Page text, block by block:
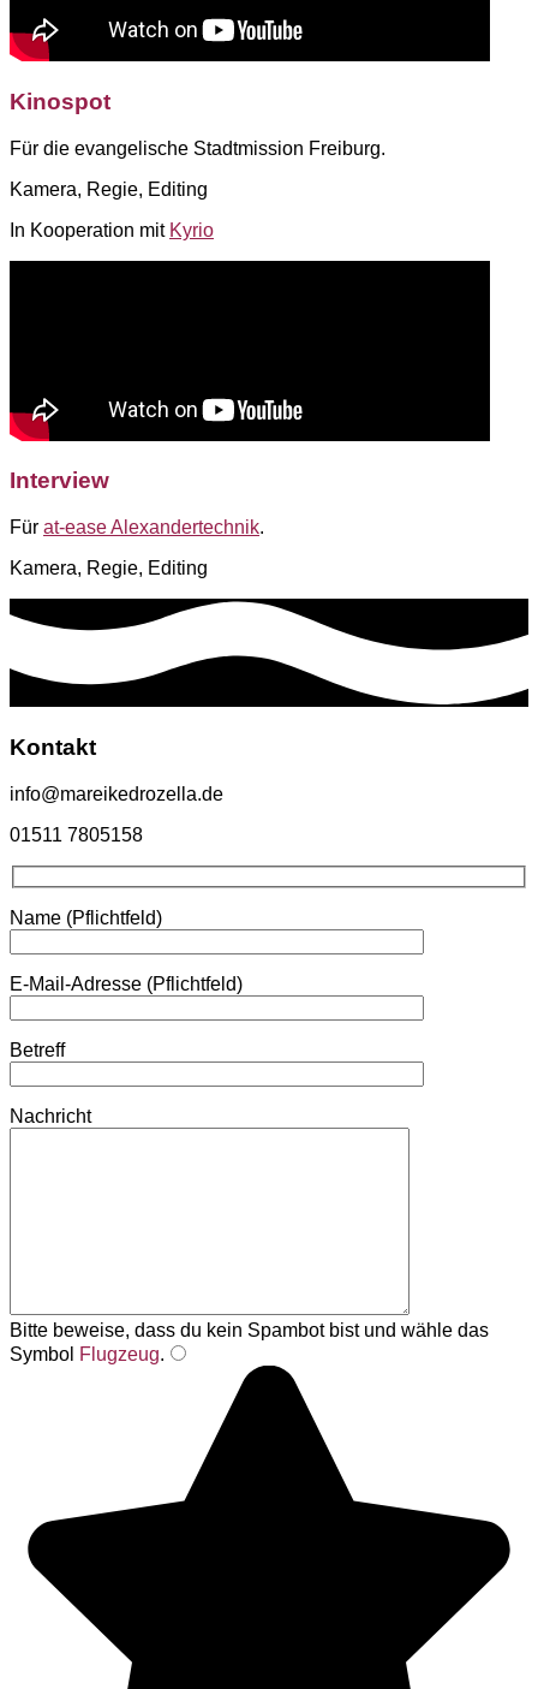
Kinospot
Für die evangelische Stadtmission Freiburg.
Kamera, Regie, Editing
In Kooperation mit Kyrio
Interview
Für at-ease Alexandertechnik.
Kamera, Regie, Editing
Kontakt
info@mareikedrozella.de
01511 7805158
Name (Pflichtfeld)
E-Mail-Adresse (Pflichtfeld)
Betreff
Nachricht
Bitte beweise, dass du kein Spambot bist und wähle das
Symbol Flugzeug.